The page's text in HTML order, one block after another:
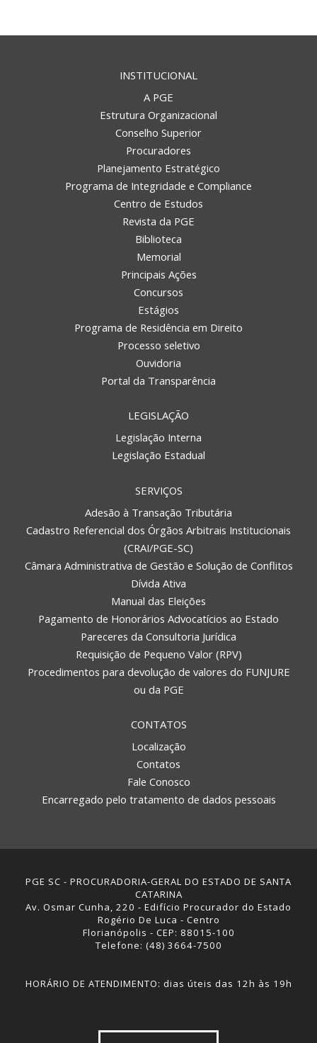
INSTITUCIONAL
A PGE
Estrutura Organizacional
Conselho Superior
Procuradores
Planejamento Estratégico
Programa de Integridade e Compliance
Centro de Estudos
Revista da PGE
Biblioteca
Memorial
Principais Ações
Concursos
Estágios
Programa de Residência em Direito
Processo seletivo
Ouvidoria
Portal da Transparência
LEGISLAÇÃO
Legislação Interna
Legislação Estadual
SERVIÇOS
Adesão à Transação Tributária
Cadastro Referencial dos Órgãos Arbitrais Institucionais
(CRAI/PGE-SC)
Câmara Administrativa de Gestão e Solução de Conflitos
Dívida Ativa
Manual das Eleições
Pagamento de Honorários Advocatícios ao Estado
Pareceres da Consultoria Jurídica
Requisição de Pequeno Valor (RPV)
Procedimentos para devolução de valores do FUNJURE
ou da PGE
CONTATOS
Localização
Contatos
Fale Conosco
Encarregado pelo tratamento de dados pessoais
PGE SC - PROCURADORIA-GERAL DO ESTADO DE SANTA
CATARINA
Av. Osmar Cunha, 220 - Edifício Procurador do Estado
Rogério De Luca - Centro
Florianópolis - CEP: 88015-100
Telefone: (48) 3664-7500
HORÁRIO DE ATENDIMENTO: dias úteis das 12h às 19h